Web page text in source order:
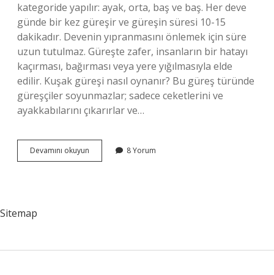
kategoride yapılır: ayak, orta, baş ve baş. Her deve
günde bir kez güreşir ve güreşin süresi 10-15
dakikadır. Devenin yıpranmasını önlemek için süre
uzun tutulmaz. Güreşte zafer, insanların bir hatayı
kaçırması, bağırması veya yere yığılmasıyla elde
edilir. Kuşak güreşi nasıl oynanır? Bu güreş türünde
güreşçiler soyunmazlar; sadece ceketlerini ve
ayakkabılarını çıkarırlar ve…
Devamını okuyun
Güreşi
8 Yorum
Sitemap